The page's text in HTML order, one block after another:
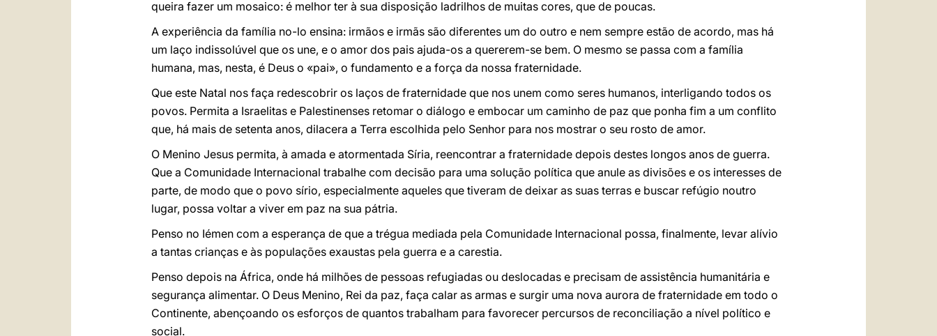
queira fazer um mosaico: é melhor ter à sua disposição ladrilhos de muitas cores, que de poucas.
A experiência da família no-lo ensina: irmãos e irmãs são diferentes um do outro e nem sempre estão de acordo, mas há
um laço indissolúvel que os une, e o amor dos pais ajuda-os a quererem-se bem. O mesmo se passa com a família
humana, mas, nesta, é Deus o «pai», o fundamento e a força da nossa fraternidade.
Que este Natal nos faça redescobrir os laços de fraternidade que nos unem como seres humanos, interligando todos os
povos. Permita a Israelitas e Palestinenses retomar o diálogo e embocar um caminho de paz que ponha fim a um conflito
que, há mais de setenta anos, dilacera a Terra escolhida pelo Senhor para nos mostrar o seu rosto de amor.
O Menino Jesus permita, à amada e atormentada Síria, reencontrar a fraternidade depois destes longos anos de guerra.
Que a Comunidade Internacional trabalhe com decisão para uma solução política que anule as divisões e os interesses de
parte, de modo que o povo sírio, especialmente aqueles que tiveram de deixar as suas terras e buscar refúgio noutro
lugar, possa voltar a viver em paz na sua pátria.
Penso no Iémen com a esperança de que a trégua mediada pela Comunidade Internacional possa, finalmente, levar alívio
a tantas crianças e às populações exaustas pela guerra e a carestia.
Penso depois na África, onde há milhões de pessoas refugiadas ou deslocadas e precisam de assistência humanitária e
segurança alimentar. O Deus Menino, Rei da paz, faça calar as armas e surgir uma nova aurora de fraternidade em todo o
Continente, abençoando os esforços de quantos trabalham para favorecer percursos de reconciliação a nível político e
social.